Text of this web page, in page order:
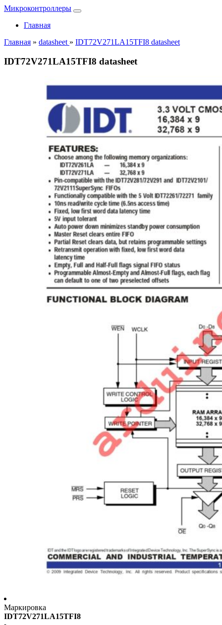
Микроконтроллеры
Главная
Главная » datasheet » IDT72V271LA15TFI8 datasheet
IDT72V271LA15TFI8 datasheet
Маркировка
IDT72V271LA15TFI8